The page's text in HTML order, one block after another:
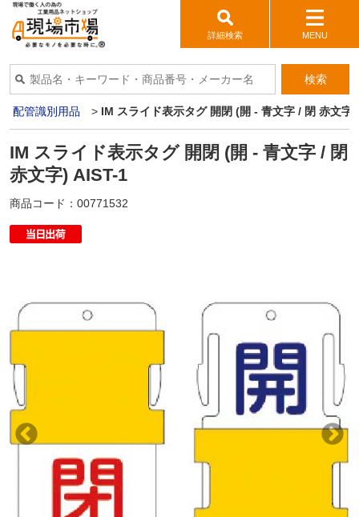
詳細検索 MENU
検索
配管識別用品 > IM スライド表示タグ 開閉 (開 - 青文字 / 閉 赤文字
IM スライド表示タグ 開閉 (開 - 青文字 / 閉
赤文字) AIST-1
商品コード： 00771532